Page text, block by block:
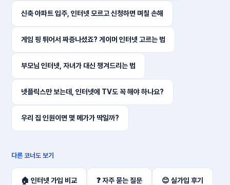
신축 아파트 입주, 인터넷 모르고 신청하면 며칠 손해
게임 핑 튀어서 짜증나셨죠? 게이머 인터넷 고르는 법
부모님 인터넷, 자녀가 대신 챙겨드리는 법
넷플릭스만 보는데, 인터넷에 TV도 꼭 해야 하나요?
우리 집 인원이면 몇 메가가 딱일까?
다른 코너도 보기
🏠 인터넷 가입 비교 ❓ 자주 묻는 질문 😊 실가입 후기